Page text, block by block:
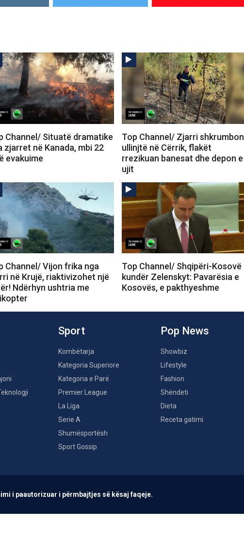
Channel/ Situatë dramatike
zjarret në Kanada, mbi 22
evakuime
Top Channel/ Zjarri shkrumbon
ullinjtë në Cërrik, flakët
rrezikuan banesat dhe depon e
ujit
Channel/ Vijon frika nga
në Krujë, riaktivizohet një
Ndërhyn ushtria me
Top Channel/ Shqipëri-Kosovë
kundër Zelenskyt: Pavarësia e
Kosovës, e pakthyeshme
Sport
Kombëtarja
Kategoria Superiore
Kategoria e Parë
Premier League
La Liga
Serie A
Shumësportësh
Sport Gossip
Pop News
Showbiz
Lifestyle
Fashion
Shëndeti
Dieta
Receta gatimi
i paautorizuar i përmbajtjes së kësaj faqeje.